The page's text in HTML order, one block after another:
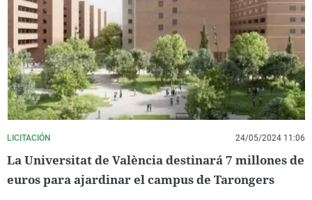
LICITACIÓN 24/05/2024 11:06
La Universitat de València destinará 7 millones de
euros para ajardinar el campus de Tarongers